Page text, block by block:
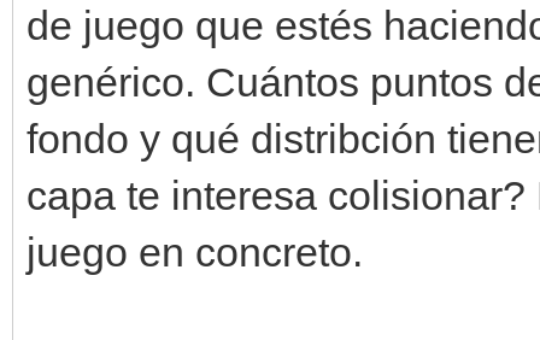
de juego que estés
genérico. Cuántos puntos
fondo y qué distribción
capa te interesa
juego en concreto.